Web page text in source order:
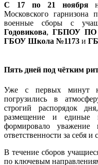
С 17 по 21 ноября
Московского гарнизона
военные сборы с
Годовикова,ГБПОУ ПО
ГБОУ Школа №1173 и
Пять дней под чётким
Уже с первых минут
погрузились в
строгий распорядок
размещение и
формировало
ответственности за себя
В течение сборов
по ключевым